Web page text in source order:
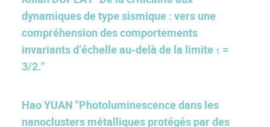
dynamiques de type sismique : vers une
compréhension des comportements
invariants d’échelle au-delà de la limite τ =
3/2."
Hao YUAN "Photoluminescence dans les
nanoclusters métalliques protégés par des